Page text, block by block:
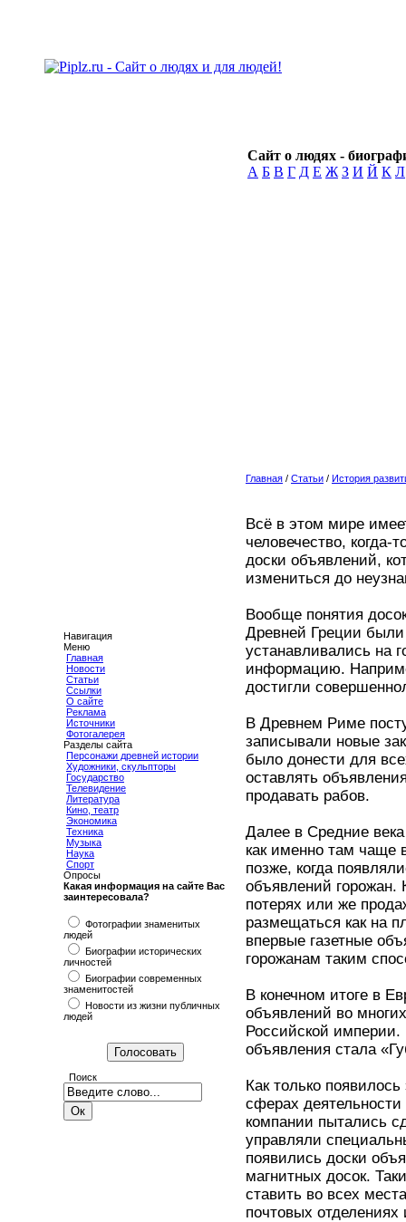
Сайт о людях -
А Б В Г Д Е Ж З И Й К Л
Навигация
Меню
Главная
Новости
Статьи
Ссылки
О сайте
Реклама
Источники
Фотогалерея
Разделы сайта
Персонажи древней истории
Художники, скульпторы
Государство
Телевидение
Литература
Кино, театр
Экономика
Техника
Музыка
Наука
Спорт
Опросы
Какая информация на сайте Вас
заинтересовала?
Фотографии знаменитых
людей
Биографии исторических
личностей
Биографии современных
знаменитостей
Новости из жизни публичных
людей
Поиск
Главная / Статьи / История
Всё в этом мире
человечество,
доски объявлений,
измениться до
Вообще понятия
Древней Греции
устанавливались на
информацию.
достигли
В Древнем Риме
записывали новые
было донести для
оставлять
продавать рабов.
Далее в Средние
как именно там чаще
позже, когда
объявлений горожан.
потерях или же
размещаться как на
впервые газетные
горожанам таким
В конечном итоге в
объявлений во
Российской империи.
объявления стала
Как только
сферах
компании пытались
управляли
появились доски
магнитных досок.
ставить во всех
почтовых отделениях